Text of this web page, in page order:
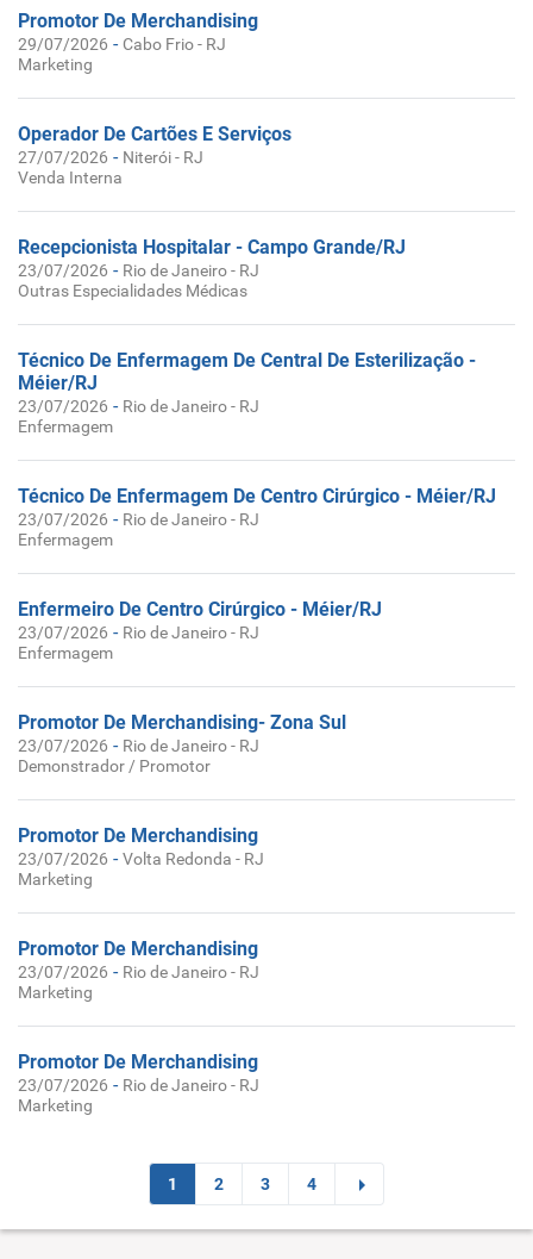
Promotor De Merchandising
29/07/2026 - Cabo Frio - RJ
Marketing
Operador De Cartões E Serviços
27/07/2026 - Niterói - RJ
Venda Interna
Recepcionista Hospitalar - Campo Grande/RJ
23/07/2026 - Rio de Janeiro - RJ
Outras Especialidades Médicas
Técnico De Enfermagem De Central De Esterilização -
Méier/RJ
23/07/2026 - Rio de Janeiro - RJ
Enfermagem
Técnico De Enfermagem De Centro Cirúrgico - Méier/RJ
23/07/2026 - Rio de Janeiro - RJ
Enfermagem
Enfermeiro De Centro Cirúrgico - Méier/RJ
23/07/2026 - Rio de Janeiro - RJ
Enfermagem
Promotor De Merchandising- Zona Sul
23/07/2026 - Rio de Janeiro - RJ
Demonstrador / Promotor
Promotor De Merchandising
23/07/2026 -Volta Redonda - RJ
Marketing
Promotor De Merchandising
23/07/2026 - Rio de Janeiro - RJ
Marketing
Promotor De Merchandising
23/07/2026 - Rio de Janeiro - RJ
Marketing
1 2 3 4